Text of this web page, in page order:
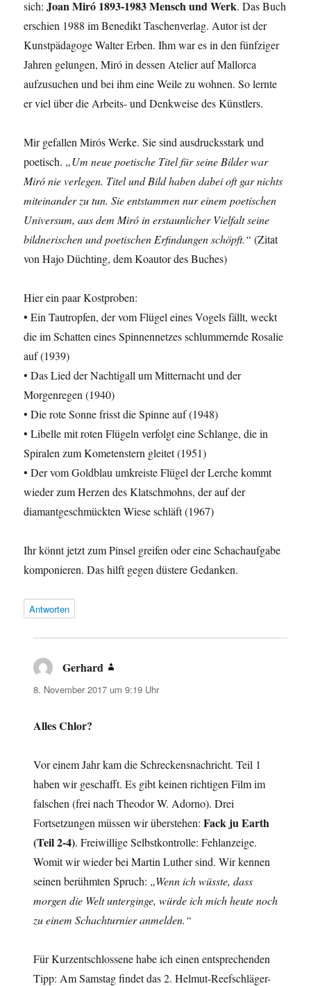
sich:Joan Miró 1893-1983 Mensch und Werk. Das Buch
erschien 1988 im Benedikt Taschenverlag. Autor ist der
Kunstpädagoge Walter Erben. Ihm war es in den fünfziger
Jahren gelungen, Miró in dessen Atelier auf Mallorca
aufzusuchen und bei ihm eine Weile zu wohnen. So lernte
er viel über die Arbeits- und Denkweise des Künstlers.
Mir gefallen Mirós Werke. Sie sind ausdrucksstark und
poetisch. „Um neue poetische Titel für seine Bilder war
Miró nie verlegen. Titel und Bild haben dabei oft gar nichts
miteinander zu tun. Sie entstammen nur einem poetischen
Universum, aus dem Miró in erstaunlicher Vielfalt seine
bildnerischen und poetischen Erfindungen schöpft.“ (Zitat
von Hajo Düchting, dem Koautor des Buches)
Hier ein paar Kostproben:
• Ein Tautropfen, der vom Flügel eines Vogels fällt, weckt
die im Schatten eines Spinnennetzes schlummernde Rosalie
auf (1939)
• Das Lied der Nachtigall um Mitternacht und der
Morgenregen (1940)
• Die rote Sonne frisst die Spinne auf (1948)
• Libelle mit roten Flügeln verfolgt eine Schlange, die in
Spiralen zum Kometenstern gleitet (1951)
• Der vom Goldblau umkreiste Flügel der Lerche kommt
wieder zum Herzen des Klatschmohns, der auf der
diamantgeschmückten Wiese schläft (1967)
Ihr könnt jetzt zum Pinsel greifen oder eine Schachaufgabe
komponieren. Das hilft gegen düstere Gedanken.
Antworten
Gerhard
8. November 2017 um 9:19 Uhr
Alles Chlor?
Vor einem Jahr kam die Schreckensnachricht. Teil 1
haben wir geschafft. Es gibt keinen richtigen Film im
falschen (frei nach Theodor W. Adorno). Drei
Fortsetzungen müssen wir überstehen:Fack ju Earth
(Teil 2-4). Freiwillige Selbstkontrolle: Fehlanzeige.
Womit wir wieder bei Martin Luther sind. Wir kennen
seinen berühmten Spruch: „Wenn ich wüsste, dass
morgen die Welt unterginge, würde ich mich heute noch
zu einem Schachturnier anmelden.“
Für Kurzentschlossene habe ich einen entsprechenden
Tipp: Am Samstag findet das 2. Helmut-Reefschläger-